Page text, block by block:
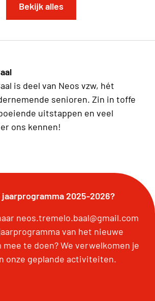
Bekijk alles
is deel van Neos vzw, hét
senioren. Zin in toffe
uitstappen en veel
ons kennen!
Baal
2025-2026?
neos.tremelo.baal@gmail.com
van het nieuwe
mee te doen? We verwelkomen je
onze geplande activiteiten.